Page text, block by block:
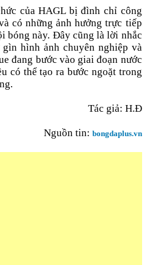
của HAGL bị đình chỉ công
có những ảnh hưởng trực tiếp
bóng này. Đây cũng là lời nhắc
hình ảnh chuyên nghiệp và
đang bước vào giai đoạn nước
có thể tạo ra bước ngoặt trong
Tác giả: H.Đ
Nguồn tin: bongdaplus.vn